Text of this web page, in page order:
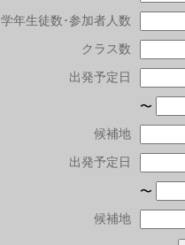
学年生徒数･参加者人数
クラス数
出発予定日
〜
候補地
出発予定日
〜
候補地